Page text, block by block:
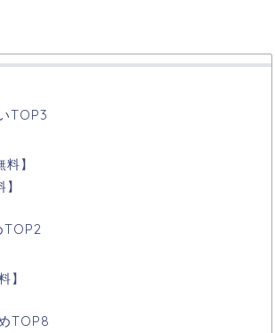
TOP3
】
TOP2
】
TOP8